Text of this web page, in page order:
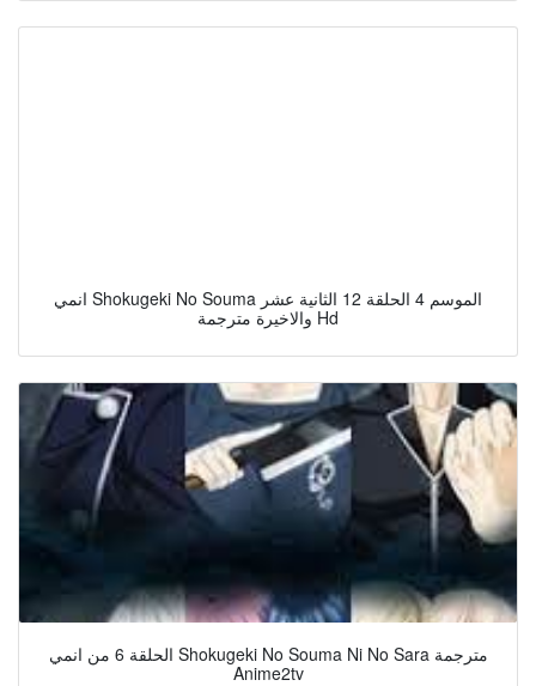
انمي Shokugeki No Souma الموسم 4 الحلقة 12 الثانية عشر
والاخيرة مترجمة Hd
الحلقة 6 من انمي Shokugeki No Souma Ni No Sara مترجمة
Anime2tv